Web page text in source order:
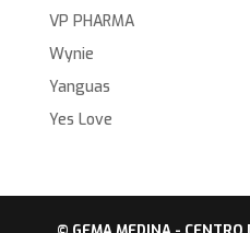
VP PHARMA
Wynie
Yanguas
Yes Love